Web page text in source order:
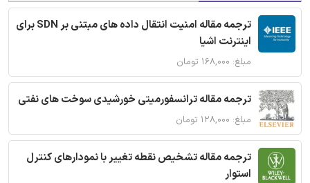
ترجمه مقاله امنیت انتقال داده های مبتنی بر SDN برای
اینترنت اشیا
مبلغ: ۱۶۸,۰۰۰ تومان
ترجمه مقاله ترانسفورمیتی خورشیدی سوخت های نفتی
مبلغ: ۱۲۸,۰۰۰ تومان
ترجمه مقاله تشخیص نقطه تغییر با نمودارهای کنترل
استوار